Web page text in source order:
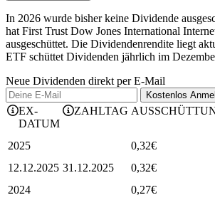
In 2026 wurde bisher keine Dividende
hat First Trust Dow Jones International
ausgeschüttet. Die Dividendenrendite liegt
ETF schüttet Dividenden jährlich im
Neue Dividenden direkt per E-Mail
Kostenlos
EX-
DATUM
ZAHLTAG
2025 0,32€
12.12.2025 31.12.2025 0,32€
2024
0,27€